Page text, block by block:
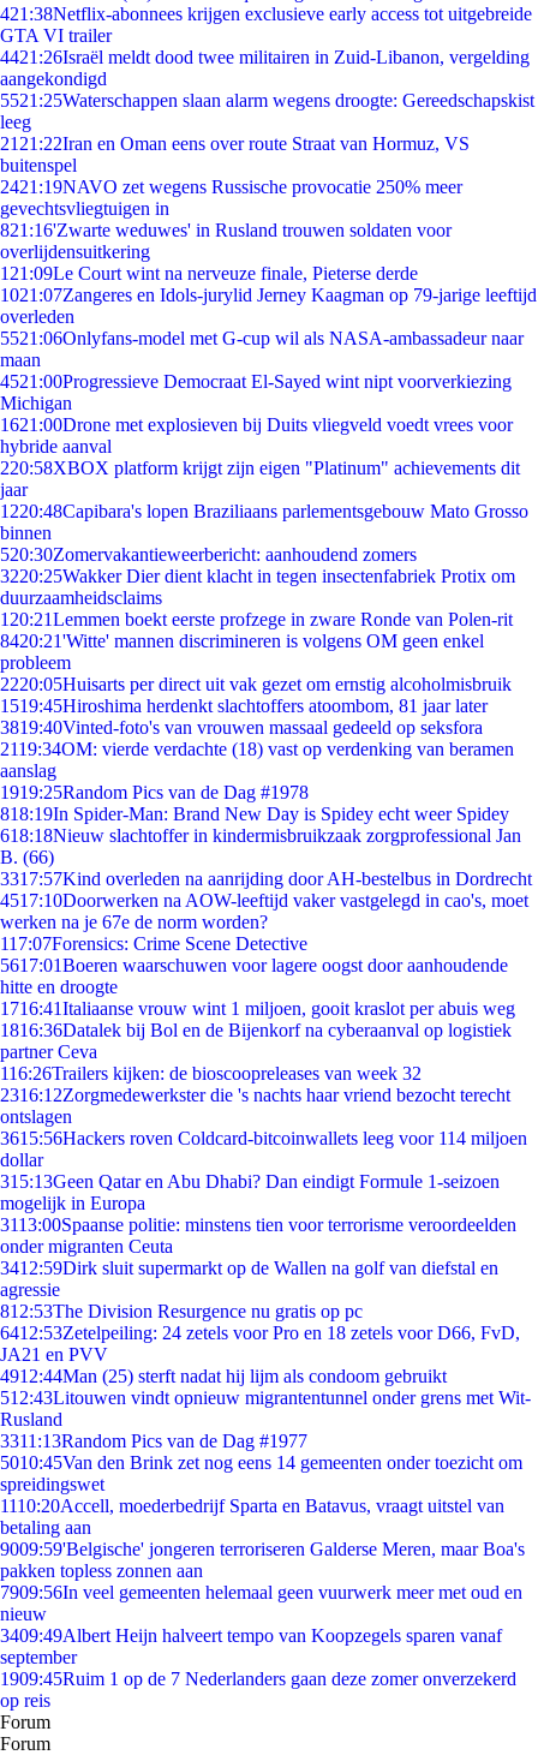
421:38Netflix-abonnees krijgen exclusieve early access tot uitgebreide
GTA VI trailer
4421:26Israël meldt dood twee militairen in Zuid-Libanon, vergelding
aangekondigd
5521:25Waterschappen slaan alarm wegens droogte: Gereedschapskist
leeg
21 21:22Iran en Oman eens over route Straat van Hormuz, VS
buitenspel
2421:19NAVO zet wegens Russische provocatie 250% meer
gevechtsvliegtuigen in
821:16'Zwarte weduwes' in Rusland trouwen soldaten voor
overlijdensuitkering
1 21:09Le Court wint na nerveuze finale, Pieterse derde
1021:07Zangeres en Idols-jurylid Jerney Kaagman op 79-jarige leeftijd
overleden
5521:06Onlyfans-model met G-cup wil als NASA-ambassadeur naar
maan
4521:00Progressieve Democraat El-Sayed wint nipt voorverkiezing
Michigan
1621:00Drone met explosieven bij Duits vliegveld voedt vrees voor
hybride aanval
220:58XBOX platform krijgt zijn eigen "Platinum" achievements dit
jaar
1220:48Capibara's lopen Braziliaans parlementsgebouw Mato Grosso
binnen
520:30Zomervakantieweerbericht: aanhoudend zomers
3220:25Wakker Dier dient klacht in tegen insectenfabriek Protix om
duurzaamheidsclaims
1 20:21Lemmen boekt eerste profzege in zware Ronde van Polen-rit
8420:21'Witte' mannen discrimineren is volgens OM geen enkel
probleem
2220:05Huisarts per direct uit vak gezet om ernstig alcoholmisbruik
1519:45Hiroshima herdenkt slachtoffers atoombom, 81 jaar later
3819:40Vinted-foto's van vrouwen massaal gedeeld op seksfora
2119:34OM: vierde verdachte (18) vast op verdenking van beramen
aanslag
1919:25Random Pics van de Dag #1978
818:19In Spider-Man: Brand New Day is Spidey echt weer Spidey
618:18Nieuw slachtoffer in kindermisbruikzaak zorgprofessional Jan
B. (66)
3317:57Kind overleden na aanrijding door AH-bestelbus in Dordrecht
4517:10Doorwerken na AOW-leeftijd vaker vastgelegd in cao's, moet
werken na je 67e de norm worden?
117:07Forensics: Crime Scene Detective
5617:01Boeren waarschuwen voor lagere oogst door aanhoudende
hitte en droogte
1716:41Italiaanse vrouw wint 1 miljoen, gooit kraslot per abuis weg
1816:36Datalek bij Bol en de Bijenkorf na cyberaanval op logistiek
partner Ceva
116:26Trailers kijken: de bioscoopreleases van week 32
2316:12Zorgmedewerkster die 's nachts haar vriend bezocht terecht
ontslagen
3615:56Hackers roven Coldcard-bitcoinwallets leeg voor 114 miljoen
dollar
315:13Geen Qatar en Abu Dhabi? Dan eindigt Formule 1-seizoen
mogelijk in Europa
3113:00Spaanse politie: minstens tien voor terrorisme veroordeelden
onder migranten Ceuta
3412:59Dirk sluit supermarkt op de Wallen na golf van diefstal en
agressie
812:53The Division Resurgence nu gratis op pc
6412:53Zetelpeiling: 24 zetels voor Pro en 18 zetels voor D66, FvD,
JA21 en PVV
4912:44Man (25) sterft nadat hij lijm als condoom gebruikt
512:43Litouwen vindt opnieuw migrantentunnel onder grens met Wit-
Rusland
3311:13Random Pics van de Dag #1977
5010:45Van den Brink zet nog eens 14 gemeenten onder toezicht om
spreidingswet
1110:20Accell, moederbedrijf Sparta en Batavus, vraagt uitstel van
betaling aan
9009:59'Belgische' jongeren terroriseren Galderse Meren, maar Boa's
pakken topless zonnen aan
7909:56In veel gemeenten helemaal geen vuurwerk meer met oud en
nieuw
3409:49Albert Heijn halveert tempo van Koopzegels sparen vanaf
september
1909:45Ruim 1 op de 7 Nederlanders gaan deze zomer onverzekerd
op reis
Forum
Forum